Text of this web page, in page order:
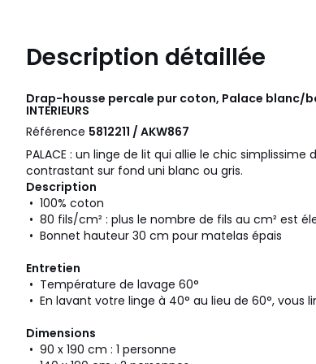
Description détaillée
Drap-housse percale pur coton, Palace blanc/
INTERIEURS
Référence 5812211 / AKW867
PALACE : un linge de lit qui allie le chic
contrastant sur fond uni blanc ou gris.
Description
• 100% coton
• 80 fils/cm² : plus le nombre de fils au cm² est
• Bonnet hauteur 30 cm pour matelas épais
Entretien
• Température de lavage 60°
• En lavant votre linge à 40° au lieu de 60°,
Dimensions
• 90 x 190 cm : 1 personne